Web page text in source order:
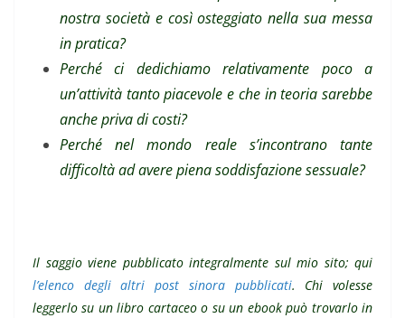
nostra società e così osteggiato nella sua messa
in pratica?
Perché ci dedichiamo relativamente poco a
un’attività tanto piacevole e che in teoria sarebbe
anche priva di costi?
Perché nel mondo reale s’incontrano tante
difficoltà ad avere piena soddisfazione sessuale?
Il saggio viene pubblicato integralmente sul mio sito; qui
l’elenco degli altri post sinora pubblicati. Chi volesse
leggerlo su un libro cartaceo o su un ebook può trovarlo in